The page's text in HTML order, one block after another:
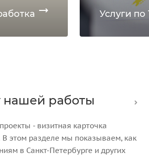
Услуги по
нашей работы
- визитная карточка
этом разделе мы показываем, как
в Санкт-Петербурге и других